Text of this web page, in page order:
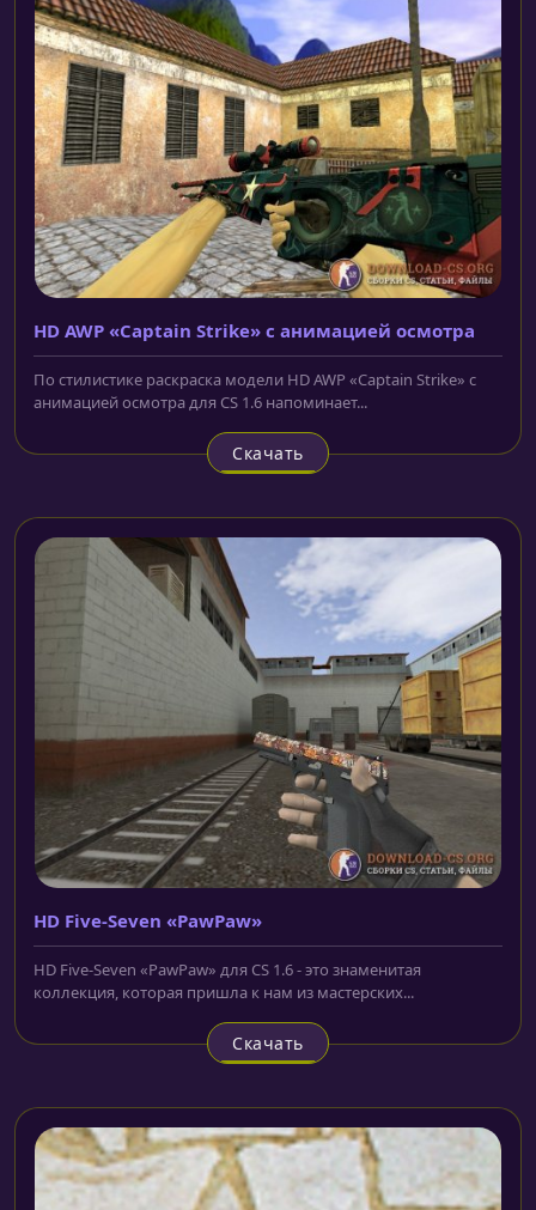
HD AWP «Captain Strike» с анимацией осмотра
По стилистике раскраска модели HD AWP «Captain Strike» с
анимацией осмотра для CS 1.6 напоминает...
Скачать
HD Five-Seven «PawPaw»
HD Five-Seven «PawPaw» для CS 1.6 - это знаменитая
коллекция, которая пришла к нам из мастерских...
Скачать